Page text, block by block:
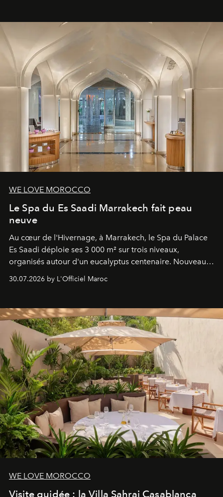
WE LOVE MOROCCO
Le Spa du Es Saadi Marrakech fait peau
neuve
Au cœur de l'Hivernage, à Marrakech, le Spa du Palace
Es Saadi déploie ses 3 000 m² sur trois niveaux,
organisés autour d'un eucalyptus centenaire. Nouveau
neuro-cosmétique, parcours thermal et studio dédié au
entièreté, entre science des émotions et rituels
reposants.
30.07.2026 by L'Officiel Maroc
WE LOVE MOROCCO
Visite guidée : la Villa Sahrai Casablanca